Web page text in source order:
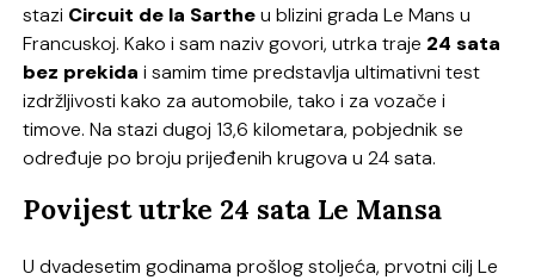
stazi Circuit de la Sartheu blizini grada Le Mans u
Francuskoj. Kako i sam naziv govori, utrka traje 24 sata
bez prekida i samim time predstavlja ultimativni test
izdržljivosti kako za automobile, tako i za vozače i
timove. Na stazi dugoj 13,6 kilometara, pobjednik se
određuje po broju prijeđenih krugova u 24 sata.
Povijest utrke 24 sata Le Mansa
U dvadesetim godinama prošlog stoljeća, prvotni cilj Le